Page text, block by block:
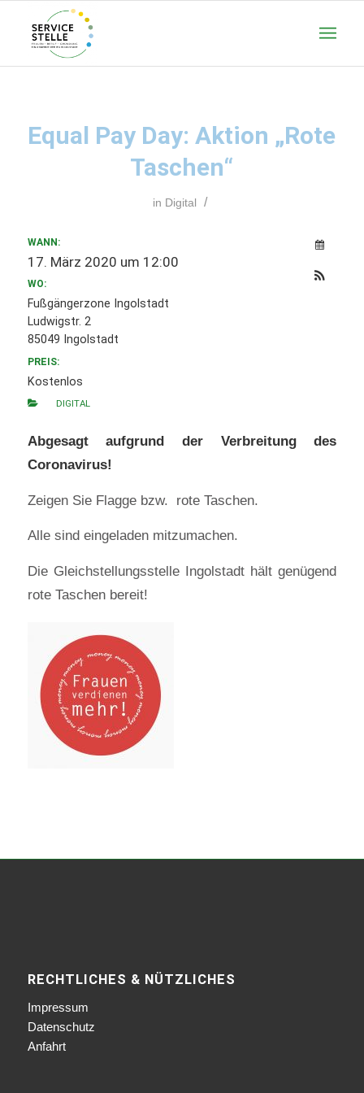
Equal Pay Day: Aktion „Rote
Taschen“
in Digital /
WANN:
17. März 2020 um 12:00
WO:
Fußgängerzone Ingolstadt
Ludwigstr. 2
85049 Ingolstadt
PREIS:
Kostenlos
DIGITAL
Abgesagt aufgrund der Verbreitung des
Coronavirus!
Zeigen Sie Flagge bzw. rote Taschen.
Alle sind eingeladen mitzumachen.
Die Gleichstellungsstelle Ingolstadt hält genügend
rote Taschen bereit!
RECHTLICHES & NÜTZLICHES
Impressum
Datenschutz
Anfahrt